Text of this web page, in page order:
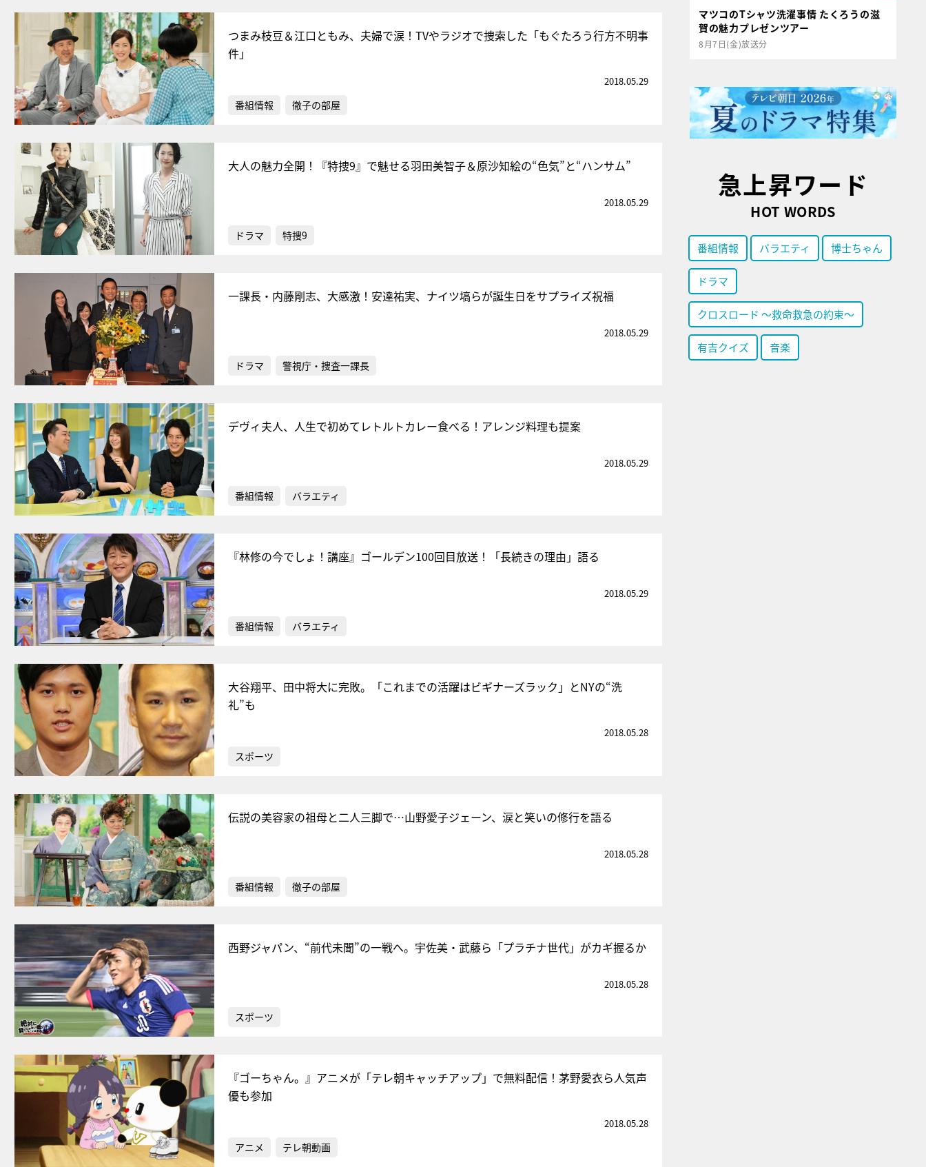
つまみ枝豆＆江口ともみ、夫婦で涙！TVやラジオで捜索した「もぐたろう行方不明事
件」
2018.05.29
番組情報 徹子の部屋
大人の魅力全開！『特捜9』で魅せる羽田美智子＆原沙知絵の“色気”と“ハンサム”
2018.05.29
ドラマ 特捜9
一課長・内藤剛志、大感激！安達祐実、ナイツ塙らが誕生日をサプライズ祝福
2018.05.29
ドラマ 警視庁・捜査一課長
デヴィ夫人、人生で初めてレトルトカレー食べる！アレンジ料理も提案
2018.05.29
番組情報 バラエティ
『林修の今でしょ！講座』ゴールデン100回目放送！「長続きの理由」語る
2018.05.29
番組情報 バラエティ
大谷翔平、田中将大に完敗。「これまでの活躍はビギナーズラック」とNYの“洗
礼”も
2018.05.28
スポーツ
伝説の美容家の祖母と二人三脚で…山野愛子ジェーン、涙と笑いの修行を語る
2018.05.28
番組情報 徹子の部屋
西野ジャパン、“前代未聞”の一戦へ。宇佐美・武藤ら「プラチナ世代」がカギ握るか
2018.05.28
スポーツ
『ゴーちゃん。』アニメが「テレ朝キャッチアップ」で無料配信！茅野愛衣ら人気声
優も参加
2018.05.28
アニメ テレ朝動画
マツコのTシャツ洗濯事情 たくろうの滋
賀の魅力プレゼンツアー
8月7日(金)放送分
急上昇ワード
HOT WORDS
番組情報 バラエティ 博士ちゃん
ドラマ
クロスロード ～救命救急の約束～
有吉クイズ 音楽